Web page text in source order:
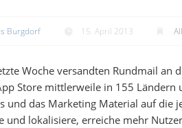
Burgdorf 15. April 2013
Woche versandten Rundmail an
Store mittlerweile in 155 Ländern
und das Marketing Material auf die
und lokalisiere, erreiche mehr